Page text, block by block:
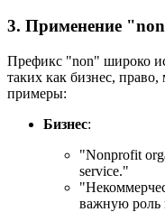
3. Применение
Префикс "non" широко
таких как бизнес,
примеры:
Бизнес:
"Nonprofit
service."
важную роль